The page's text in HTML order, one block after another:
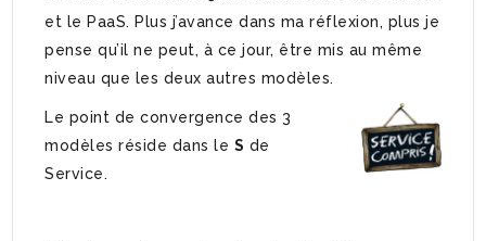
et le PaaS. Plus j’avance dans ma réflexion, plus je
pense qu’il ne peut, à ce jour, être mis au même
niveau que les deux autres modèles.
Le point de convergence des 3
modèles réside dans le S de
Service.